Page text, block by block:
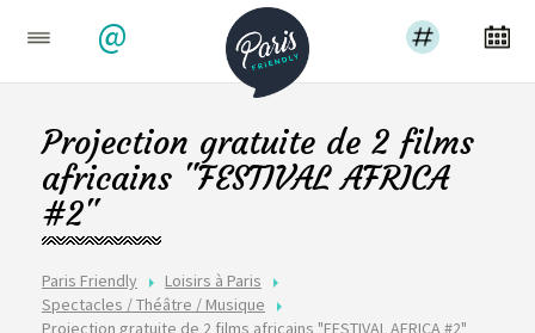
@
Paris Friendly
Loisirs à Paris
Spectacles / Théâtre / Musique
Projection gratuite de 2 films africains "FESTIVAL AFRICA #2"
Projection gratuite de 2 films
africains "FESTIVAL AFRICA
#2"